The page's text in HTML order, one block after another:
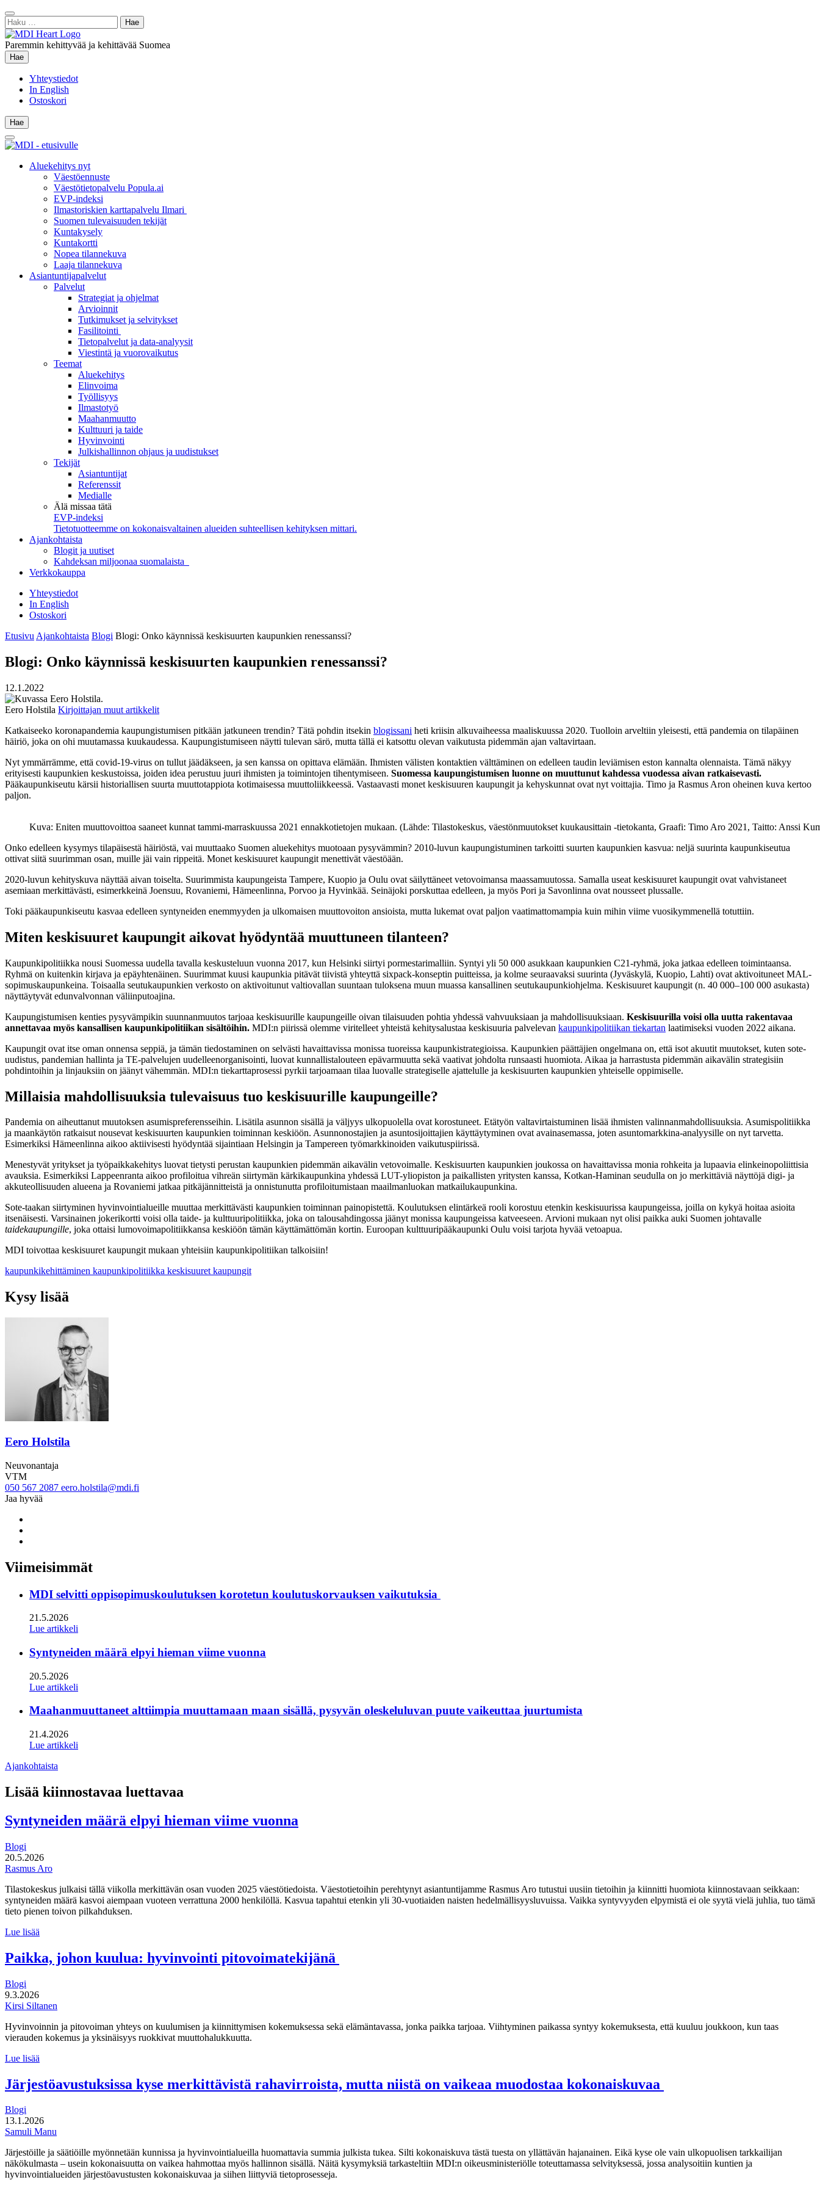
Siirry
sisältöön
Sulje
hae
Haku:
Paremmin kehittyvää ja kehittävää Suomea
Hae
Hae
Yhteystiedot
In English
Ostoskori
Hae
Hae
Main
Menu
Aluekehitys nyt
Väestöennuste
Väestötietopalvelu Popula.ai
EVP-indeksi
Ilmastoriskien karttapalvelu Ilmari
Suomen tulevaisuuden tekijät
Kuntakysely
Kuntakortti
Nopea tilannekuva
Laaja tilannekuva
Asiantuntijapalvelut
Palvelut
Strategiat ja ohjelmat
Arvioinnit
Tutkimukset ja selvitykset
Fasilitointi
Tietopalvelut ja data-analyysit
Viestintä ja vuorovaikutus
Teemat
Aluekehitys
Elinvoima
Työllisyys
Ilmastotyö
Maahanmuutto
Kulttuuri ja taide
Hyvinvointi
Julkishallinnon ohjaus ja uudistukset
Tekijät
Asiantuntijat
Referenssit
Medialle
Älä missaa tätä
EVP-indeksi
Tietotuotteemme on kokonaisvaltainen alueiden suhteellisen kehityksen mittari.
Ajankohtaista
Blogit ja uutiset
Kahdeksan miljoonaa suomalaista
Verkkokauppa
Yhteystiedot
In English
Ostoskori
Etusivu Ajankohtaista Blogi Blogi: Onko käynnissä keskisuurten kaupunkien renessanssi?
Blogi: Onko käynnissä keskisuurten kaupunkien renessanssi?
12.1.2022
Eero Holstila Kirjoittajan muut artikkelit
Katkaiseeko koronapandemia kaupungistumisen pitkään jatkuneen trendin? Tätä pohdin itsekin blogissani heti kriisin alkuvaiheessa maaliskuussa 2020. Tuolloin arveltiin yleisesti, että pandemia on tilapäinen
häiriö, joka on ohi muutamassa kuukaudessa. Kaupungistumiseen näytti tulevan särö, mutta tällä ei katsottu olevan vaikutusta pidemmän ajan valtavirtaan.
Nyt ymmärrämme, että covid-19-virus on tullut jäädäkseen, ja sen kanssa on opittava elämään. Ihmisten välisten kontaktien välttäminen on edelleen taudin leviämisen eston kannalta olennaista. Tämä näkyy
erityisesti kaupunkien keskustoissa, joiden idea perustuu juuri ihmisten ja toimintojen tihentymiseen. Suomessa kaupungistumisen luonne on muuttunut kahdessa vuodessa aivan ratkaisevasti.
Pääkaupunkiseutu kärsii historiallisen suurta muuttotappiota kotimaisessa muuttoliikkeessä. Vastaavasti monet keskisuuren kaupungit ja kehyskunnat ovat nyt voittajia. Timo ja Rasmus Aron oheinen kuva kertoo
paljon.
Kuva: Eniten muuttovoittoa saaneet kunnat tammi-marraskuussa 2021 ennakkotietojen mukaan. (Lähde: Tilastokeskus, väestönmuutokset kuukausittain -tietokanta, Graafi: Timo Aro 2021, Taitto: Anssi
Onko edelleen kysymys tilapäisestä häiriöstä, vai muuttaako Suomen aluekehitys muotoaan pysyvämmin? 2010-luvun kaupungistuminen tarkoitti suurten kaupunkien kasvua: neljä suurinta kaupunkiseutua
ottivat siitä suurimman osan, muille jäi vain rippeitä. Monet keskisuuret kaupungit menettivät väestöään.
2020-luvun kehityskuva näyttää aivan toiselta. Suurimmista kaupungeista Tampere, Kuopio ja Oulu ovat säilyttäneet vetovoimansa maassamuutossa. Samalla useat keskisuuret kaupungit ovat vahvistaneet
asemiaan merkittävästi, esimerkkeinä Joensuu, Rovaniemi, Hämeenlinna, Porvoo ja Hyvinkää. Seinäjoki porskuttaa edelleen, ja myös Pori ja Savonlinna ovat nousseet plussalle.
Toki pääkaupunkiseutu kasvaa edelleen syntyneiden enemmyyden ja ulkomaisen muuttovoiton ansioista, mutta lukemat ovat paljon vaatimattomampia kuin mihin viime vuosikymmenellä totuttiin.
Miten keskisuuret kaupungit aikovat hyödyntää muuttuneen tilanteen?
Kaupunkipolitiikka nousi Suomessa uudella tavalla keskusteluun vuonna 2017, kun Helsinki siirtyi pormestarimalliin. Syntyi yli 50 000 asukkaan kaupunkien C21-ryhmä, joka jatkaa edelleen toimintaansa.
Ryhmä on kuitenkin kirjava ja epäyhtenäinen. Suurimmat kuusi kaupunkia pitävät tiivistä yhteyttä sixpack-konseptin puitteissa, ja kolme seuraavaksi suurinta (Jyväskylä, Kuopio, Lahti) ovat aktivoituneet MAL-
sopimuskaupunkeina. Toisaalla seutukaupunkien verkosto on aktivoitunut valtiovallan suuntaan tuloksena muun muassa kansallinen seutukaupunkiohjelma. Keskisuuret kaupungit (n. 40 000–100 000 asukasta)
näyttäytyvät edunvalvonnan väliinputoajina.
Kaupungistumisen kenties pysyvämpikin suunnanmuutos tarjoaa keskisuurille kaupungeille oivan tilaisuuden pohtia yhdessä vahvuuksiaan ja mahdollisuuksiaan. Keskisuurilla voisi olla uutta rakentavaa
annettavaa myös kansallisen kaupunkipolitiikan sisältöihin. MDI:n piirissä olemme viritelleet yhteistä kehitysalustaa keskisuuria palvelevan kaupunkipolitiikan tiekartan laatimiseksi vuoden 2022 aikana.
Kaupungit ovat itse oman onnensa seppiä, ja tämän tiedostaminen on selvästi havaittavissa monissa tuoreissa kaupunkistrategioissa. Kaupunkien päättäjien ongelmana on, että isot akuutit muutokset, kuten sote-
uudistus, pandemian hallinta ja TE-palvelujen uudelleenorganisointi, luovat kunnallistalouteen epävarmuutta sekä vaativat johdolta runsaasti huomiota. Aikaa ja harrastusta pidemmän aikavälin strategisiin
pohdintoihin ja linjauksiin on jäänyt vähemmän. MDI:n tiekarttaprosessi pyrkii tarjoamaan tilaa luovalle strategiselle ajattelulle ja keskisuurten kaupunkien yhteiselle oppimiselle.
Millaisia mahdollisuuksia tulevaisuus tuo keskisuurille kaupungeille?
Pandemia on aiheuttanut muutoksen asumispreferensseihin. Lisätila asunnon sisällä ja väljyys ulkopuolella ovat korostuneet. Etätyön valtavirtaistuminen lisää ihmisten valinnanmahdollisuuksia. Asumispolitiikka
ja maankäytön ratkaisut nousevat keskisuurten kaupunkien toiminnan keskiöön. Asunnonostajien ja asuntosijoittajien käyttäytyminen ovat avainasemassa, joten asuntomarkkina-analyysille on nyt tarvetta.
Esimerkiksi Hämeenlinna aikoo aktiivisesti hyödyntää sijaintiaan Helsingin ja Tampereen työmarkkinoiden vaikutuspiirissä.
Menestyvät yritykset ja työpaikkakehitys luovat tietysti perustan kaupunkien pidemmän aikavälin vetovoimalle. Keskisuurten kaupunkien joukossa on havaittavissa monia rohkeita ja lupaavia elinkeinopoliittisia
avauksia. Esimerkiksi Lappeenranta aikoo profiloitua vihreän siirtymän kärkikaupunkina yhdessä LUT-yliopiston ja paikallisten yritysten kanssa, Kotkan-Haminan seudulla on jo merkittäviä näyttöjä digi- ja
akkuteollisuuden alueena ja Rovaniemi jatkaa pitkäjännitteistä ja onnistunutta profiloitumistaan maailmanluokan matkailukaupunkina.
Sote-taakan siirtyminen hyvinvointialueille muuttaa merkittävästi kaupunkien toiminnan painopistettä. Koulutuksen elintärkeä rooli korostuu etenkin keskisuurissa kaupungeissa, joilla on kykyä hoitaa asioita
itsenäisesti. Varsinainen jokerikortti voisi olla taide- ja kulttuuripolitiikka, joka on talousahdingossa jäänyt monissa kaupungeissa katveeseen. Arvioni mukaan nyt olisi paikka auki Suomen johtavalle
taidekaupungille, joka ottaisi lumovoimapolitiikkansa keskiöön tämän käyttämättömän kortin. Euroopan kulttuuripääkaupunki Oulu voisi tarjota hyvää vetoapua.
MDI toivottaa keskisuuret kaupungit mukaan yhteisiin kaupunkipolitiikan talkoisiin!
kaupunkikehittäminen kaupunkipolitiikka keskisuuret kaupungit
Kysy lisää
Eero Holstila
Neuvonantaja
VTM
050 567 2087 eero.holstila@mdi.fi
Jaa hyvää
twitter
Viimeisimmät
MDI selvitti oppisopimuskoulutuksen korotetun koulutuskorvauksen vaikutuksia
21.5.2026
Lue artikkeli
Syntyneiden määrä elpyi hieman viime vuonna
20.5.2026
Lue artikkeli
Maahanmuuttaneet alttiimpia muuttamaan maan sisällä, pysyvän oleskeluluvan puute vaikeuttaa juurtumista
21.4.2026
Lue artikkeli
Ajankohtaista
Lisää kiinnostavaa luettavaa
Syntyneiden määrä elpyi hieman viime vuonna
Blogi
20.5.2026
Rasmus Aro
Tilastokeskus julkaisi tällä viikolla merkittävän osan vuoden 2025 väestötiedoista. Väestotietoihin perehtynyt asiantuntijamme Rasmus Aro tutustui uusiin tietoihin ja kiinnitti huomiota kiinnostavaan seikkaan:
syntyneiden määrä kasvoi aiempaan vuoteen verrattuna 2000 henkilöllä. Kasvua tapahtui etenkin yli 30-vuotiaiden naisten hedelmällisyysluvuissa. Vaikka syntyvyyden elpymistä ei ole syytä vielä juhlia, tuo tämä
tieto pienen toivon pilkahduksen.
Lue lisää
hieman
Paikka, johon kuulua: hyvinvointi pitovoimatekijänä
Blogi
9.3.2026
Kirsi Siltanen
Hyvinvoinnin ja pitovoiman yhteys on kuulumisen ja kiinnittymisen kokemuksessa sekä elämäntavassa, jonka paikka tarjoaa. Viihtyminen paikassa syntyy kokemuksesta, että kuuluu joukkoon, kun taas
vierauden kokemus ja yksinäisyys ruokkivat muuttohalukkuutta.
Lue lisää
kuulua:
hyvinvointi
Järjestöavustuksissa kyse merkittävistä rahavirroista, mutta niistä on vaikeaa muodostaa kokonaiskuvaa
Blogi
13.1.2026
Samuli Manu
Järjestöille ja säätiöille myönnetään kunnissa ja hyvinvointialueilla huomattavia summia julkista tukea. Silti kokonaiskuva tästä tuesta on yllättävän hajanainen. Eikä kyse ole vain ulkopuolisen tarkkailijan
näkökulmasta – usein kokonaisuutta on vaikea hahmottaa myös hallinnon sisällä. Näitä kysymyksiä tarkasteltiin MDI:n oikeusministeriölle toteuttamassa selvityksessä, jossa analysoitiin kuntien ja
hyvinvointialueiden järjestöavustusten kokonaiskuvaa ja siihen liittyviä tietoprosesseja.